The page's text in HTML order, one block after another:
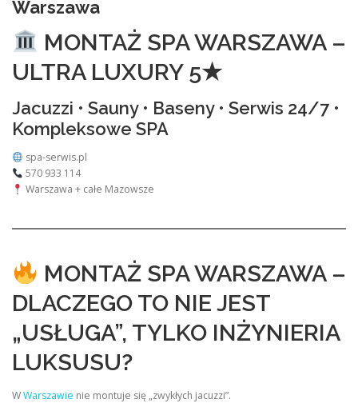
Warszawa
MONTAŻ SPA WARSZAWA –
ULTRA LUXURY 5★
Jacuzzi • Sauny • Baseny • Serwis 24/7 •
Kompleksowe SPA
spa-serwis.pl
570 933 114
Warszawa + całe Mazowsze
MONTAŻ SPA WARSZAWA –
DLACZEGO TO NIE JEST
„USŁUGA”, TYLKO INŻYNIERIA
LUKSUSU?
WWarszawie nie montuje się „zwykłych jacuzzi”.